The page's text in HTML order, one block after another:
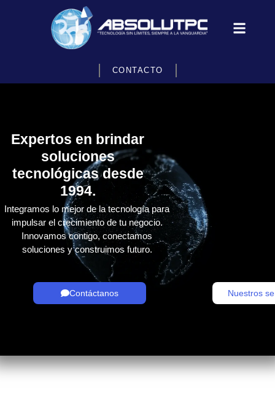
CONTACTO
Expertos en brindar
soluciones
tecnológicas desde
1994.
Integramos lo mejor de la tecnología para
impulsar el crecimiento de tu negocio.
Innovamos contigo, conectamos
soluciones y construimos futuro.
Contáctanos Nuestros